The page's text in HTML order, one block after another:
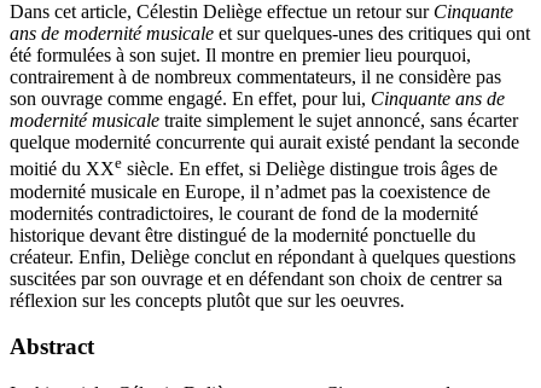
Dans cet article, Célestin Deliège effectue un retour sur Cinquante
ans de modernité musicale et sur quelques-unes des critiques qui ont
été formulées à son sujet. Il montre en premier lieu pourquoi,
contrairement à de nombreux commentateurs, il ne considère pas
son ouvrage comme engagé. En effet, pour lui, Cinquante ans de
modernité musicale traite simplement le sujet annoncé, sans écarter
quelque modernité concurrente qui aurait existé pendant la seconde
moitié du XXe siècle. En effet, si Deliège distingue trois âges de
modernité musicale en Europe, il n’admet pas la coexistence de
modernités contradictoires, le courant de fond de la modernité
historique devant être distingué de la modernité ponctuelle du
créateur. Enfin, Deliège conclut en répondant à quelques questions
suscitées par son ouvrage et en défendant son choix de centrer sa
réflexion sur les concepts plutôt que sur les oeuvres.
Abstract